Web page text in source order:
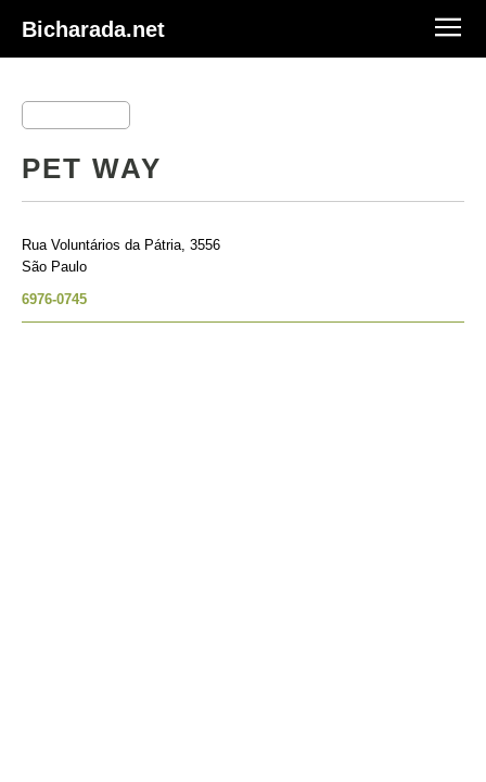
Bicharada.net
PET WAY
Rua Voluntários da Pátria, 3556
São Paulo
6976-0745